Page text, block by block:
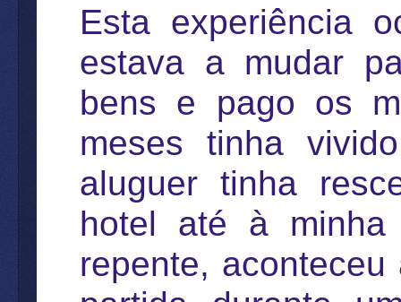
Esta experiência
estava a mudar
bens e pago os
meses tinha
aluguer tinha
hotel até à
repente,